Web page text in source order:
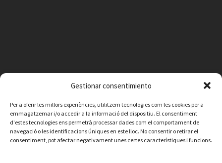
Gestionar consentimiento
Per a oferir les millors experiències, utilitzem tecnologies com les cookies per a
emmagatzemar i/o accedir a la informació del dispositiu. El consentiment
d'estes tecnologies ens permetrà processar dades com el comportament de
navegació o les identificacions úniques en este lloc. No consentir o retirar el
consentiment, pot afectar negativament unes certes característiques i funcions.